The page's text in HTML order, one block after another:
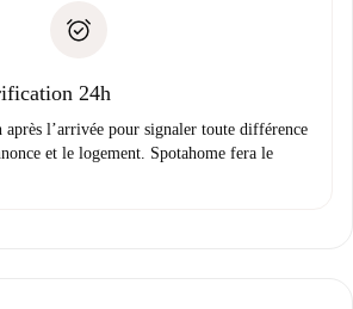
de solvabilité
problème n'est signalé.
24h
après l’arrivée pour signaler toute différence
et le logement. Spotahome fera le